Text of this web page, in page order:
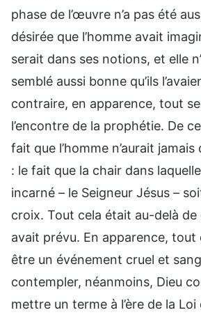
phase de l’œuvre n’a pas été
désirée que l’homme avait
serait dans ses notions, et elle
semblé aussi bonne qu’ils
contraire, en apparence, tout
l’encontre de la prophétie. De
fait que l’homme n’aurait
: le fait que la chair dans laquelle
incarné – le Seigneur Jésus –
croix. Tout cela était au-delà de
avait prévu. En apparence, tout
être un événement cruel et
contempler, néanmoins, Dieu
mettre un terme à l’ère de la